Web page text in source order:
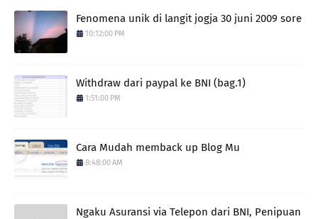
Fenomena unik di langit jogja 30 juni 2009 sore
10:12:00 PM
Withdraw dari paypal ke BNI (bag.1)
1:51:00 PM
Cara Mudah memback up Blog Mu
8:48:00 AM
Ngaku Asuransi via Telepon dari BNI, Penipuan